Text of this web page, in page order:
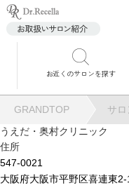
お近くのサロンを探す
GRANDTOP サ
うえだ・奥村クリニック
住所
547-0021
大阪府大阪市平野区喜連東2-